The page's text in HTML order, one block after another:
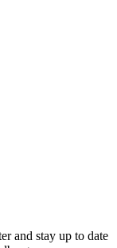
and stay up to date